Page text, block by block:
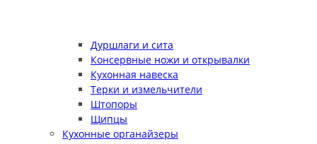
Дуршлаги и сита
Консервные ножи и открывалки
Кухонная навеска
Терки и измельчители
Штопоры
Щипцы
Кухонные органайзеры